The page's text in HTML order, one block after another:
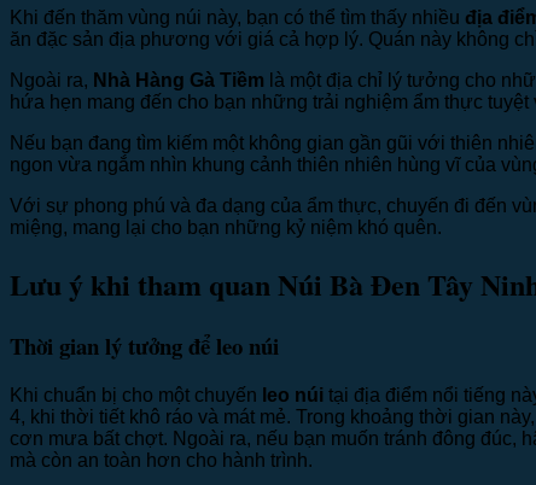
Khi đến thăm vùng núi này, bạn có thể tìm thấy nhiều địa
ăn đặc sản địa phương với giá cả hợp lý. Quán này không
Ngoài ra, Nhà Hàng Gà Tiềm là một địa chỉ lý tưởng cho
hứa hẹn mang đến cho bạn những trải nghiệm ẩm thực tuyệt
Nếu bạn đang tìm kiếm một không gian gần gũi với thiên
ngon vừa ngắm nhìn khung cảnh thiên nhiên hùng vĩ của
Với sự phong phú và đa dạng của ẩm thực, chuyến đi đến
miệng, mang lại cho bạn những kỷ niệm khó quên.
Lưu ý khi tham quan Núi Bà Đen Tây
Thời gian lý tưởng để leo núi
Khi chuẩn bị cho một chuyến leo núi tại địa điểm nổi tiếng
4, khi thời tiết khô ráo và mát mẻ. Trong khoảng thời gian
cơn mưa bất chợt. Ngoài ra, nếu bạn muốn tránh đông đúc,
mà còn an toàn hơn cho hành trình.